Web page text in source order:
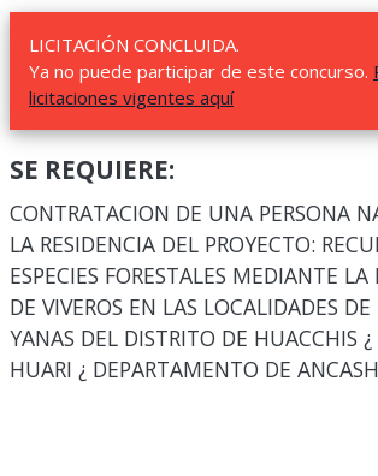
LICITACIÓN CONCLUIDA.
Ya no puede participar de este concurso.
licitaciones vigentes aquí
SE REQUIERE:
CONTRATACION DE UNA PERSONA
LA RESIDENCIA DEL PROYECTO:
ESPECIES FORESTALES MEDIANTE
DE VIVEROS EN LAS LOCALIDADES
YANAS DEL DISTRITO DE HUACCHIS
HUARI ¿ DEPARTAMENTO DE ANCASH